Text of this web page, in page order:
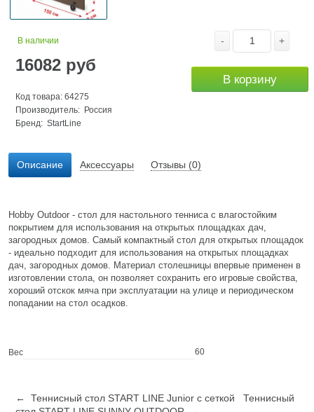
В наличии
16082 руб
Код товара: 64275
Производитель: Россия
Бренд: StartLine
- +
В корзину
Описание Аксессуары Отзывы (0)
Hobby Outdoor - стол для настольного тенниса с влагостойким
покрытием для использования на открытых площадках дач,
загородных домов. Самый компактный стол для открытых площадок
- идеально подходит для использования на открытых площадках
дач, загородных домов. Материал столешницы впервые применен в
изготовлении стола, он позволяет сохранить его игровые свойства,
хороший отскок мяча при эксплуатации на улице и периодическом
попадании на стол осадков.
Вес 60
← Теннисный стол START LINE Junior с сеткой
Теннисный